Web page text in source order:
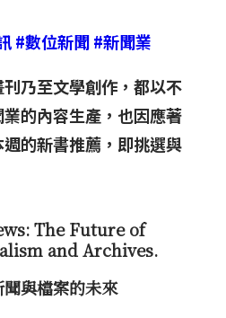
#數位新聞#新聞業
乃至文學創作，都以不
的內容生產，也因應著
的新書推薦，即挑選與
The Future of
and Archives.
與檔案的未來